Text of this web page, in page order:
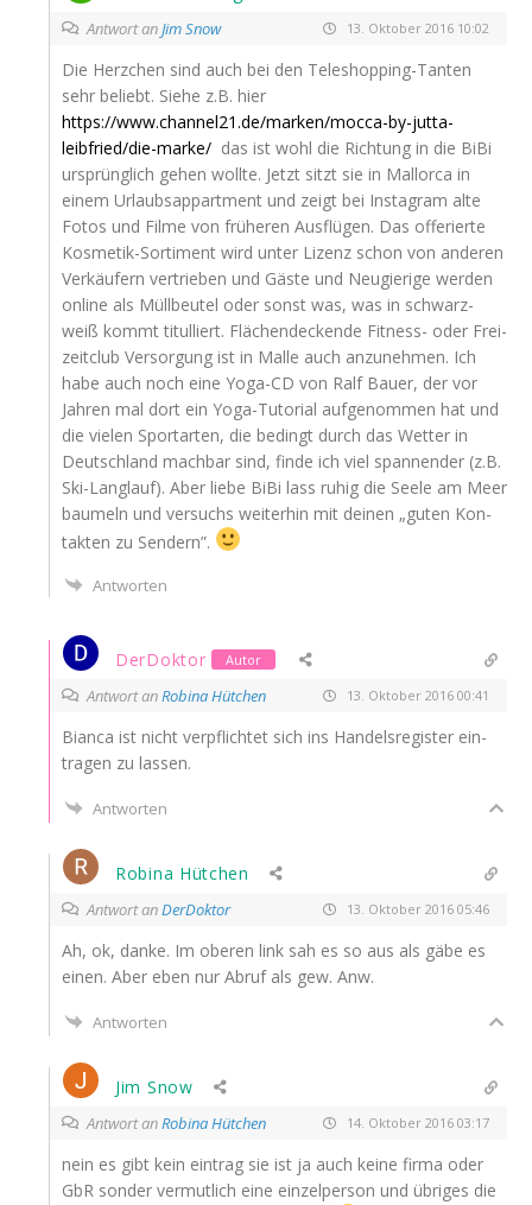
Antwort anJim Snow 13. Oktober 2016 10:02
Die Herz­chen sind auch bei den Tele­shop­ping-Tan­ten
sehr beliebt. Sie­he z.B. hier
https://www.channel21.de/marken/mocca-by-jutta-
leibfried/die-marke/ das ist wohl die Rich­tung in die BiBi
ursprüng­lich gehen woll­te. Jetzt sitzt sie in Mal­lor­ca in
einem Urlaubs­ap­part­ment und zeigt bei Insta­gram alte
Fotos und Fil­me von frü­he­ren Aus­flü­gen. Das offe­rier­te
Kos­me­tik-Sor­ti­ment wird unter Lizenz schon von ande­ren
Ver­käu­fern ver­trie­ben und Gäs­te und Neu­gie­ri­ge wer­den
online als Müll­beu­tel oder sonst was, was in schwarz-
weiß kommt titul­liert. Flä­chen­de­cken­de Fit­ness- oder Frei­
zeit­club Ver­sor­gung ist in Mal­le auch anzu­neh­men. Ich
habe auch noch eine Yoga-CD von Ralf Bau­er, der vor
Jah­ren mal dort ein Yoga-Tuto­ri­al auf­ge­nom­men hat und
die vie­len Sport­ar­ten, die bedingt durch das Wet­ter in
Deutsch­land mach­bar sind, fin­de ich viel span­nen­der (z.B.
Ski-Lang­lauf). Aber lie­be BiBi lass ruhig die See­le am Meer
bau­meln und ver­suchs wei­ter­hin mit dei­nen „guten Kon­
tak­ten zu Sendern”.
Antworten
DerDoktor Autor
Antwort anRobina Hütchen 13. Oktober 2016 00:41
Bian­ca ist nicht ver­pflich­tet sich ins Han­dels­re­gis­ter ein­
tra­gen zu lassen.
Antworten
Robina Hütchen
Antwort anDerDoktor 13. Oktober 2016 05:46
Ah, ok, dan­ke. Im obe­ren link sah es so aus als gäbe es
einen. Aber eben nur Abruf als gew. Anw.
Antworten
Jim Snow
Antwort anRobina Hütchen 14. Oktober 2016 03:17
nein es gibt kein ein­trag sie ist ja auch kei­ne fir­ma oder
GbR son­der ver­mut­lich eine ein­zel­per­son und übri­ges die